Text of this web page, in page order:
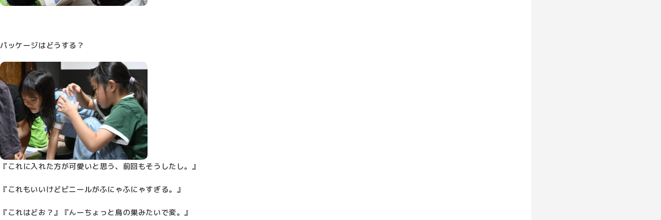
パッケージはどうする？
『これに入れた方が可愛いと思う、前回もそうしたし。』
『これもいいけどビニールがふにゃふにゃすぎる。』
『これはどお？』『んーちょっと鳥の巣みたいで変。』